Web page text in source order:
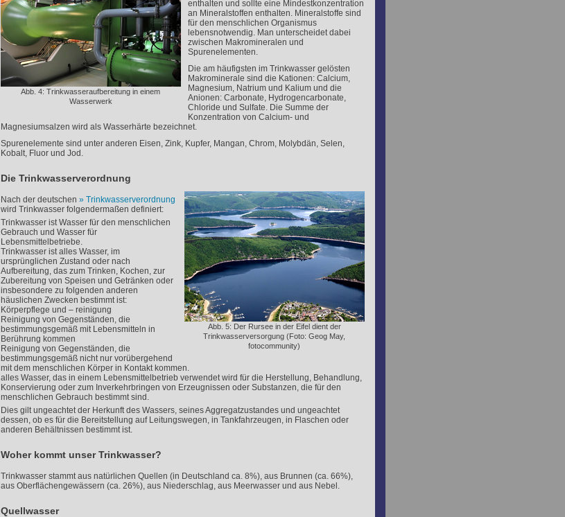
Abb. 4: Trinkwasseraufbereitung in einem
Wasserwerk
enthalten und sollte eine Mindestkonzentration
an Mineralstoffen enthalten. Mineralstoffe sind
für den menschlichen Organismus
lebensnotwendig. Man unterscheidet dabei
zwischen Makromineralen und
Spurenelementen.
Die am häufigsten im Trinkwasser gelösten
Makrominerale sind die Kationen: Calcium,
Magnesium, Natrium und Kalium und die
Anionen: Carbonate, Hydrogencarbonate,
Chloride und Sulfate. Die Summe der
Konzentration von Calcium- und
Magnesiumsalzen wird als Wasserhärte bezeichnet.
Spurenelemente sind unter anderen Eisen, Zink, Kupfer, Mangan, Chrom, Molybdän, Selen,
Kobalt, Fluor und Jod.
Die Trinkwasserverordnung
Abb. 5: Der Rursee in der Eifel dient der
Trinkwasserversorgung (Foto: Geog May,
fotocommunity)
Nach der deutschen
Trinkwasserverordnung
wird Trinkwasser folgendermaßen definiert:
Trinkwasser ist Wasser für den menschlichen
Gebrauch und Wasser für
Lebensmittelbetriebe.
Trinkwasser ist alles Wasser, im
ursprünglichen Zustand oder nach
Aufbereitung, das zum Trinken, Kochen, zur
Zubereitung von Speisen und Getränken oder
insbesondere zu folgenden anderen
häuslichen Zwecken bestimmt ist:
Körperpflege und – reinigung
Reinigung von Gegenständen, die
bestimmungsgemäß mit Lebensmitteln in
Berührung kommen
Reinigung von Gegenständen, die
bestimmungsgemäß nicht nur vorübergehend
mit dem menschlichen Körper in Kontakt kommen.
alles Wasser, das in einem Lebensmittelbetrieb verwendet wird für die Herstellung, Behandlung,
Konservierung oder zum Inverkehrbringen von Erzeugnissen oder Substanzen, die für den
menschlichen Gebrauch bestimmt sind.
Dies gilt ungeachtet der Herkunft des Wassers, seines Aggregatzustandes und ungeachtet
dessen, ob es für die Bereitstellung auf Leitungswegen, in Tankfahrzeugen, in Flaschen oder
anderen Behältnissen bestimmt ist.
Woher kommt unser Trinkwasser?
Trinkwasser stammt aus natürlichen Quellen (in Deutschland ca. 8%), aus Brunnen (ca. 66%),
aus Oberflächengewässern (ca. 26%), aus Niederschlag, aus Meerwasser und aus Nebel.
Quellwasser